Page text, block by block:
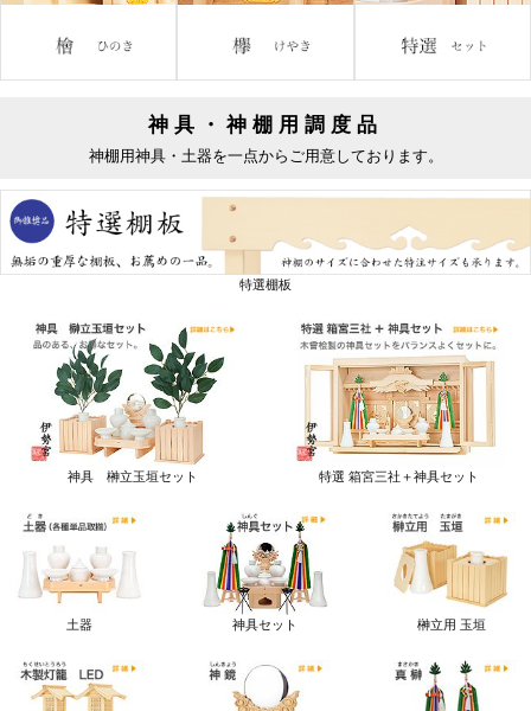
神具・神棚用調度品
神棚用神具・土器を一点からご用意しております。
特選棚板
神具 榊立玉垣セット 特選 箱宮三社＋神具セット
土器 神具セット 榊立用 玉垣